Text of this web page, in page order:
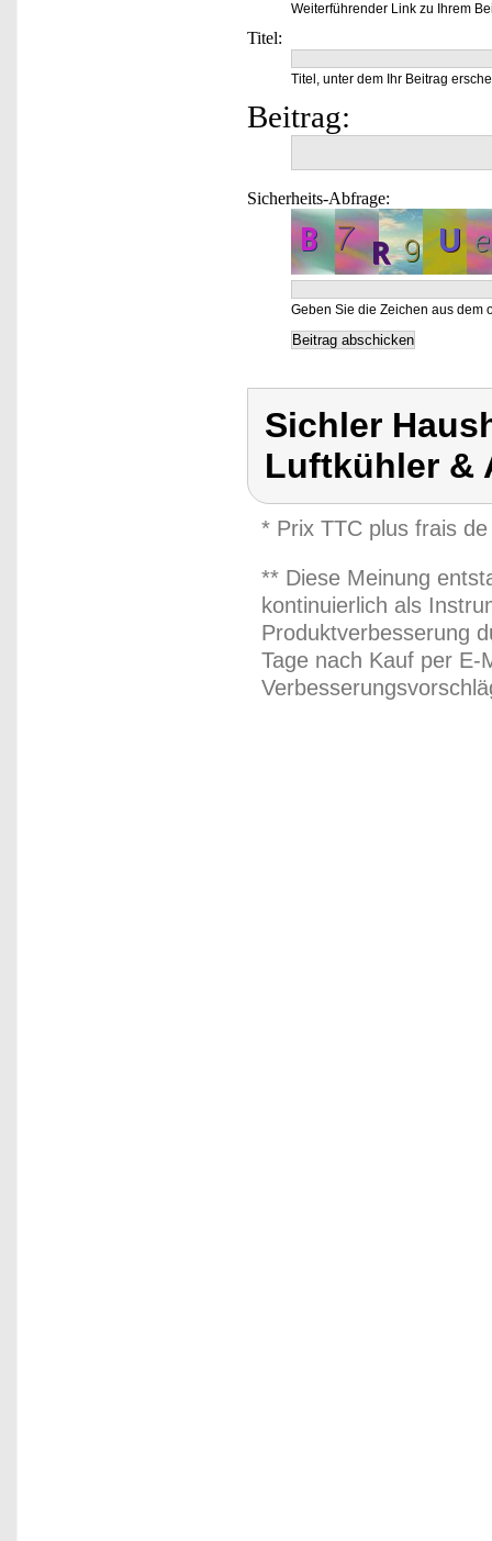
Weiterführender Link zu Ihrem
Titel:
Titel, unter dem Ihr Beitrag
Beitrag:
Sicherheits-Abfrage:
Geben Sie die Zeichen aus dem
Sichler
Luftkühler &
* Prix TTC plus frais
** Diese Meinung
kontinuierlich als
Produktverbesserung
Tage nach Kauf per E-